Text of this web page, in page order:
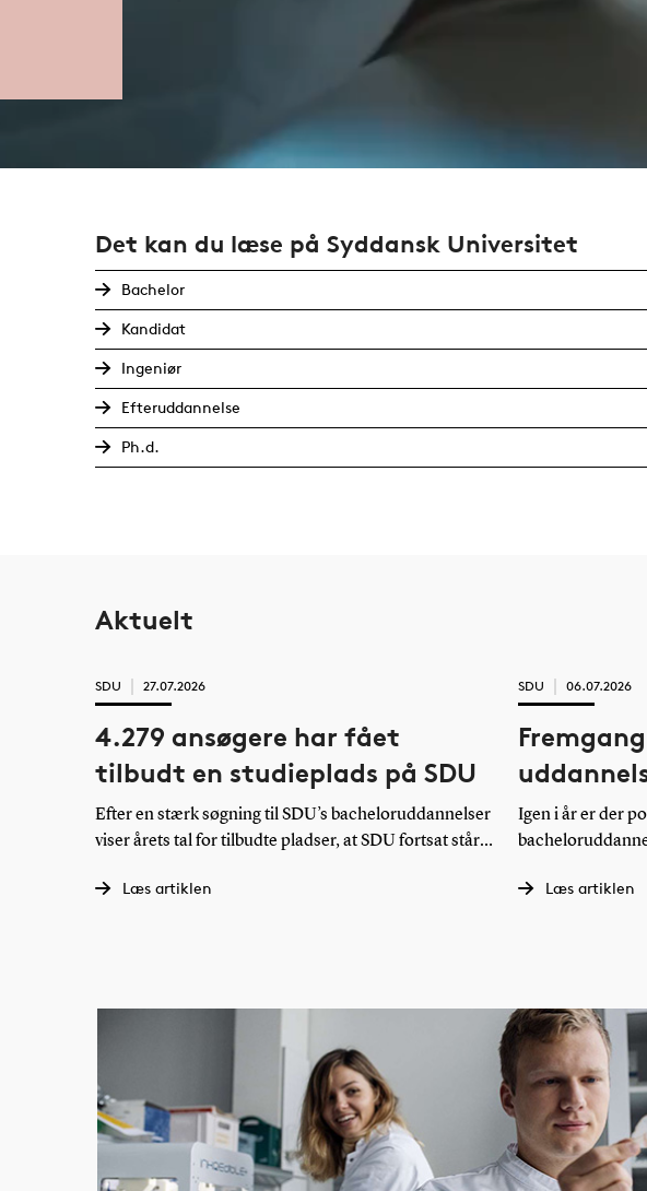
Det kan du læse på Syddansk Universitet
Bachelor
Kandidat
Ingeniør
Efteruddannelse
Ph.d.
Aktuelt
SDU 27.07.2026
4.279 ansøgere har fået
tilbudt en studieplads på SDU
Efter en stærk søgning til SDU’s bacheloruddannelser
viser årets tal for tilbudte pladser, at SDU fortsat står
adgangskrav tilbyder universitetet næsten lige så
Læs artiklen
SDU 06.07.2026
Igen i år er der
fakulteter.
Læs artiklen